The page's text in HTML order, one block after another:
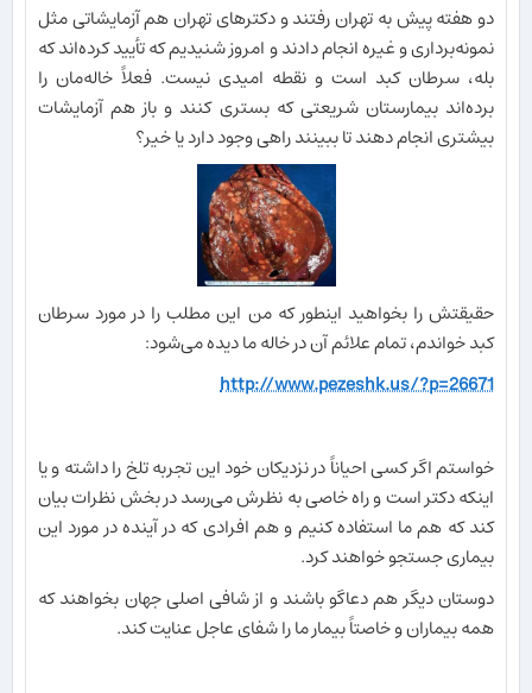
دو هفته پیش به تهران رفتند و دکترهای تهران هم آزمایشاتی مثل
نمونه‌برداری و غیره انجام دادند و امروز شنیدیم که تأیید کرده‌اند که
بله، سرطان کبد است و نقطه امیدی نیست. فعلاً خاله‌مان را
برده‌اند بیمارستان شریعتی که بستری کنند و باز هم آزمایشات
بیشتری انجام دهند تا ببینند راهی وجود دارد یا خیر؟
حقیقتش را بخواهید اینطور که من این مطلب را در مورد سرطان
کبد خواندم، تمام علائم آن در خاله ما دیده می‌شود:
http://www.pezeshk.us/?p=26671
خواستم اگر کسی احیاناً در نزدیکان خود این تجربه تلخ را داشته و یا
اینکه دکتر است و راه خاصی به نظرش می‌رسد در بخش نظرات بیان
کند که هم ما استفاده کنیم و هم افرادی که در آینده در مورد این
بیماری جستجو خواهند کرد.
دوستان دیگر هم دعاگو باشند و از شافی اصلی جهان بخواهند که
همه بیماران و خاصتاً بیمار ما را شفای عاجل عنایت کند.